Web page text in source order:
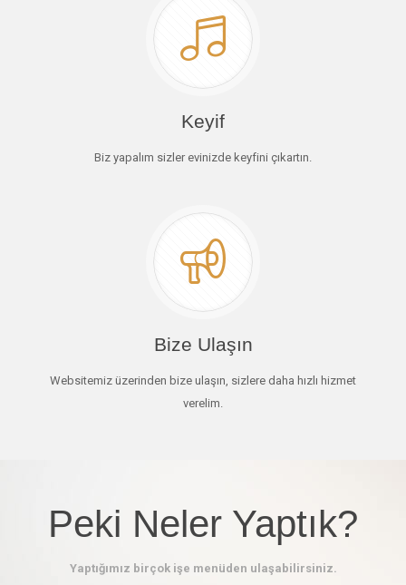
Keyif
Biz yapalım sizler evinizde keyfini çıkartın.
Bize Ulaşın
Websitemiz üzerinden bize ulaşın, sizlere daha hızlı hizmet
verelim.
Peki Neler Yaptık?
Yaptığımız birçok işe menüden ulaşabilirsiniz.